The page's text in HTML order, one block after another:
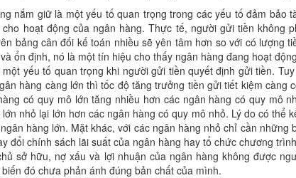
nắm giữ là một yếu tố quan trọng trong các yếu tố đảm
hoạt động của ngân hàng. Thực tế, người gửi tiền không
bảng cân đối kế toán nhiều sẽ yên tâm hơn so với có lượng
ổn định, nó là một tín hiệu cho thấy ngân hàng đang hoạt
yếu tố quan trọng khi người gửi tiền quyết định gửi tiền.
hàng càng lớn thì tốc độ tăng trưởng tiền gửi tiết kiệm
có quy mô lớn tăng nhiều hơn các ngân hàng có quy mô
nhỏ lại lớn hơn các ngân hàng có quy mô nhỏ. Lý do có
hàng lớn. Mặt khác, với các ngân hàng nhỏ chỉ cần
đổi chính sách lãi suất của ngân hàng hay tổ chức chương
sở hữu, nợ xấu và lợi nhuận của ngân hàng không được
đó chưa phản ánh đúng bản chất của mình.